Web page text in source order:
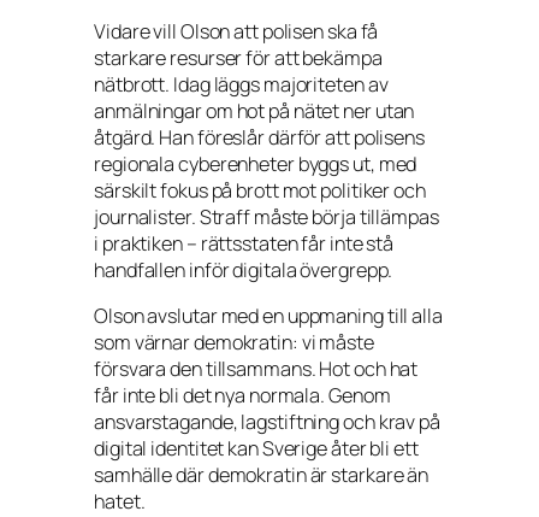
Vidare vill Olson att polisen ska få
starkare resurser för att bekämpa
nätbrott. Idag läggs majoriteten av
anmälningar om hot på nätet ner utan
åtgärd. Han föreslår därför att polisens
regionala cyberenheter byggs ut, med
särskilt fokus på brott mot politiker och
journalister. Straff måste börja tillämpas
i praktiken – rättsstaten får inte stå
handfallen inför digitala övergrepp.
Olson avslutar med en uppmaning till alla
som värnar demokratin: vi måste
försvara den tillsammans. Hot och hat
får inte bli det nya normala. Genom
ansvarstagande, lagstiftning och krav på
digital identitet kan Sverige åter bli ett
samhälle där demokratin är starkare än
hatet.